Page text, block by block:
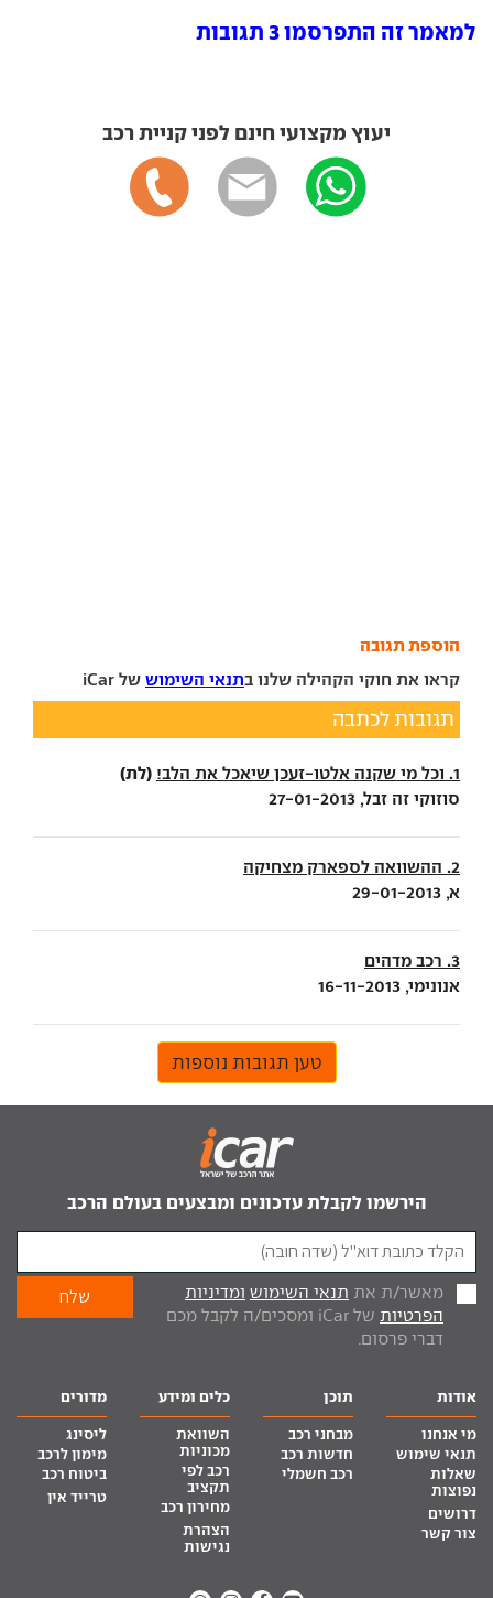
למאמר זה התפרסמו 3 תגובות
יעוץ מקצועי חינם לפני קניית רכב
הוספת תגובה
קראו את חוקי הקהילה שלנו בתנאי השימוש של iCar
תגובות לכתבה
1. וכל מי שקנה אלטו-זעכן שיאכל את הלב! (לת)
סוזוקי זה זבל, 27-01-2013
2. ההשוואה לספארק מצחיקה
א, 29-01-2013
3. רכב מדהים
אנונימי, 16-11-2013
טען תגובות נוספות
הירשמו לקבלת עדכונים ומבצעים בעולם הרכב
מאשר/ת את תנאי השימוש ומדיניות
הפרטיות
של iCar ומסכים/ה לקבל מכם
דברי פרסום.
אודות
מי אנחנו
תנאי שימוש
שאלות
נפוצות
דרושים
צור קשר
תוכן
מבחני רכב
חדשות רכב
רכב חשמלי
כלים ומידע
השוואת
מכוניות
רכב לפי
תקציב
מחירון רכב
הצהרת
נגישות
מדורים
ליסינג
מימון לרכב
ביטוח רכב
טרייד אין